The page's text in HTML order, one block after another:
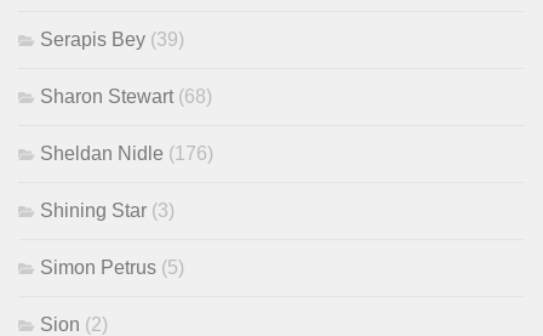
Serapis Bey (39)
Sharon Stewart (68)
Sheldan Nidle (176)
Shining Star (3)
Simon Petrus (5)
Sion (2)